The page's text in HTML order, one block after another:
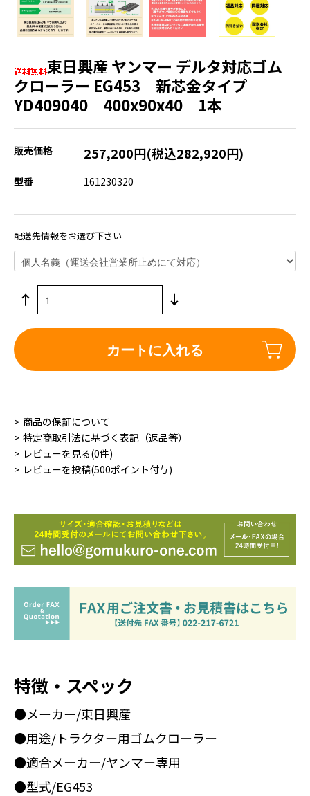
東日興産 ヤンマー デルタ対応ゴム
クローラー EG453 新芯金タイプ
YD409040 400x90x40 1本
販売価格 257,200円(税込282,920円)
型番 161230320
配送先情報をお選び下さい
カートに入れる
商品の保証について
特定商取引法に基づく表記（返品等）
レビューを見る(0件)
レビューを投稿(500ポイント付与)
特徴・スペック
●メーカー/東日興産
●用途/トラクター用ゴムクローラー
●適合メーカー/ヤンマー専用
●型式/EG453